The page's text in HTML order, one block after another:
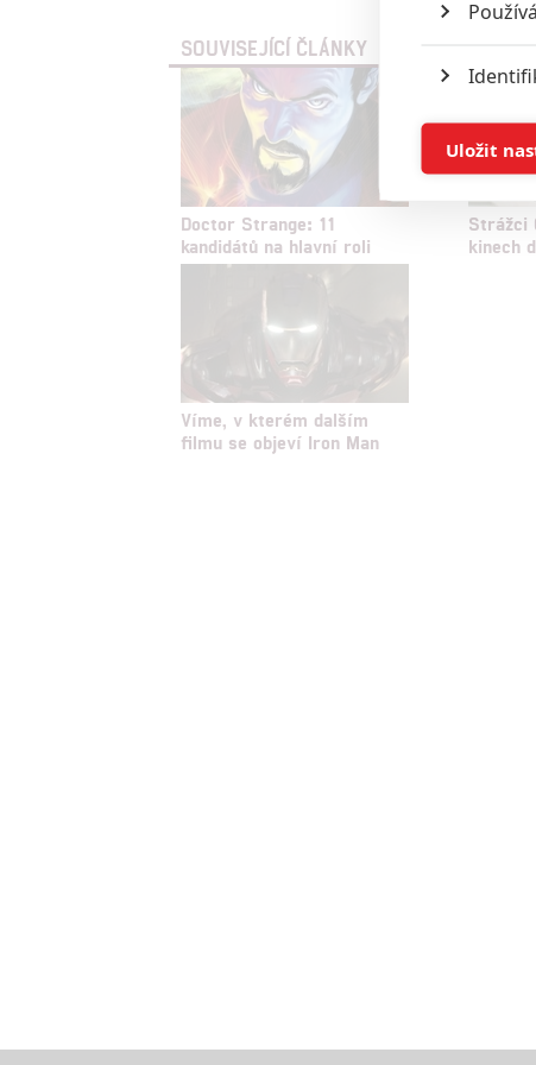
SOUVISEJÍCÍ ČLÁNKY
Doctor Strange: 11
kandidátů na hlavní roli
Strážci
kinech
Víme, v kterém dalším
filmu se objeví Iron Man
Udělením
možnost:
Uložit